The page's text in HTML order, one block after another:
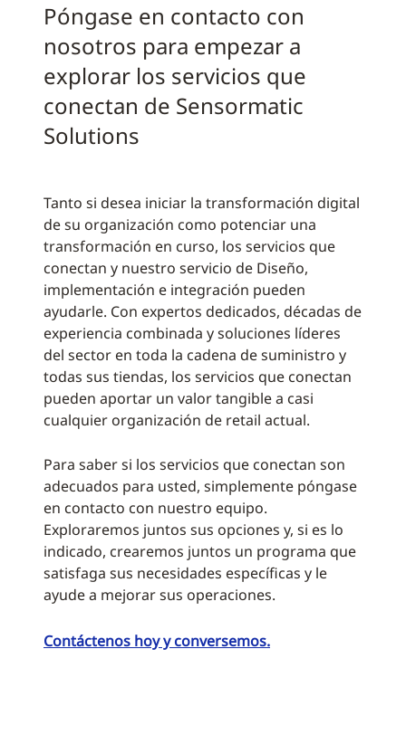
Póngase en contacto con
nosotros para empezar a
explorar los servicios que
conectan de Sensormatic
Solutions
Tanto si desea iniciar la transformación digital
de su organización como potenciar una
transformación en curso, los servicios que
conectan y nuestro servicio de Diseño,
implementación e integración pueden
ayudarle. Con expertos dedicados, décadas de
experiencia combinada y soluciones líderes
del sector en toda la cadena de suministro y
todas sus tiendas, los servicios que conectan
pueden aportar un valor tangible a casi
cualquier organización de retail actual.
Para saber si los servicios que conectan son
adecuados para usted, simplemente póngase
en contacto con nuestro equipo.
Exploraremos juntos sus opciones y, si es lo
indicado, crearemos juntos un programa que
satisfaga sus necesidades específicas y le
ayude a mejorar sus operaciones.
Contáctenos hoy y conversemos.